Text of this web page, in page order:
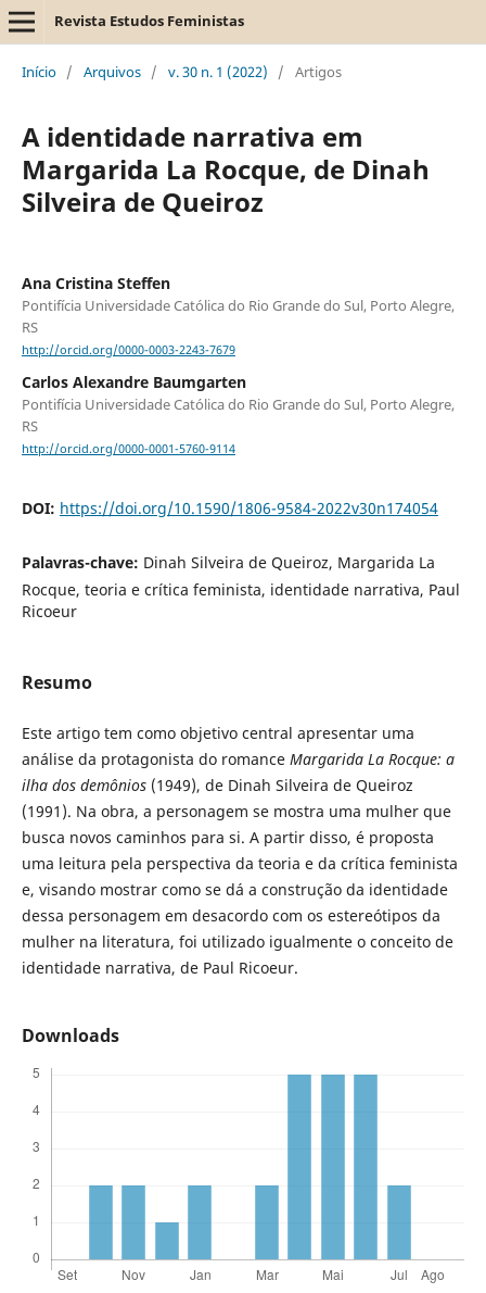
Revista Estudos Feministas
Início / Arquivos / v. 30 n. 1 (2022) / Artigos
A identidade narrativa em
Margarida La Rocque, de Dinah
Silveira de Queiroz
Ana Cristina Steffen
Pontifícia Universidade Católica do Rio Grande do Sul, Porto Alegre,
RS
http://orcid.org/0000-0003-2243-7679
Carlos Alexandre Baumgarten
Pontifícia Universidade Católica do Rio Grande do Sul, Porto Alegre,
RS
http://orcid.org/0000-0001-5760-9114
DOI: https://doi.org/10.1590/1806-9584-2022v30n174054
Palavras-chave: Dinah Silveira de Queiroz, Margarida La
Rocque, teoria e crítica feminista, identidade narrativa, Paul
Ricoeur
Resumo
Este artigo tem como objetivo central apresentar uma
análise da protagonista do romance Margarida La Rocque: a
ilha dos demônios(1949), de Dinah Silveira de Queiroz
(1991). Na obra, a personagem se mostra uma mulher que
busca novos caminhos para si. A partir disso, é proposta
uma leitura pela perspectiva da teoria e da crítica feminista
e, visando mostrar como se dá a construção da identidade
dessa personagem em desacordo com os estereótipos da
mulher na literatura, foi utilizado igualmente o conceito de
identidade narrativa, de Paul Ricoeur.
Downloads